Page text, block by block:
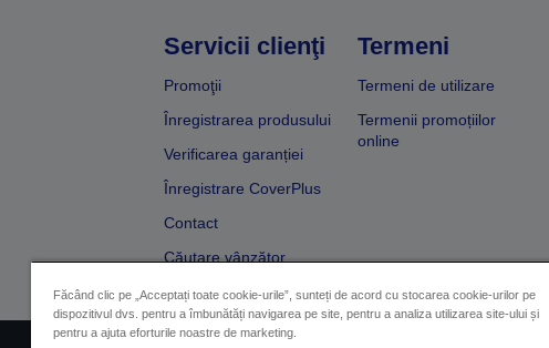
Servicii clienţi
Promoţii
Înregistrarea produsului
Verificarea garanției
Înregistrare CoverPlus
Contact
Căutare vânzător
Termeni
Termeni de utilizare
Termenii promoțiilor
online
Făcând clic pe „Acceptați toate cookie-urile”, sunteți de acord cu stocarea cookie-urilor pe
dispozitivul dvs. pentru a îmbunătăți navigarea pe site, pentru a analiza utilizarea site-ului și
pentru a ajuta eforturile noastre de marketing.